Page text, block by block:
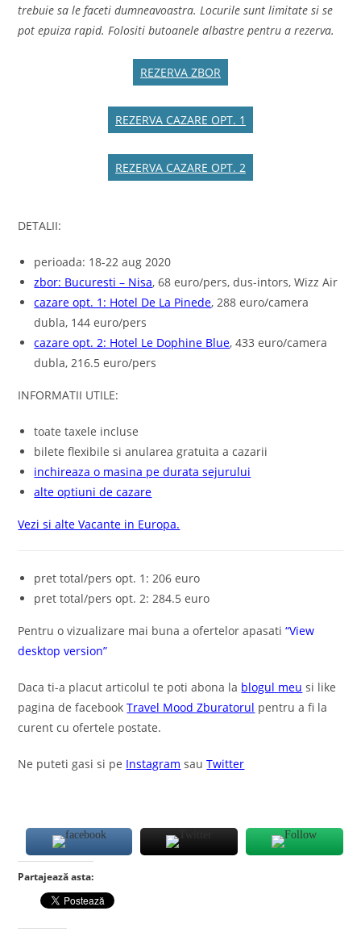
trebuie sa le faceti dumneavoastra. Locurile sunt limitate si se
pot epuiza rapid. Folositi butoanele albastre pentru a rezerva.
REZERVA ZBOR
REZERVA CAZARE OPT. 1
REZERVA CAZARE OPT. 2
DETALII:
perioada: 18-22 aug 2020
zbor: Bucuresti – Nisa, 68 euro/pers, dus-intors, Wizz Air
cazare opt. 1: Hotel De La Pinede, 288 euro/camera
dubla, 144 euro/pers
cazare opt. 2: Hotel Le Dophine Blue, 433 euro/camera
dubla, 216.5 euro/pers
INFORMATII UTILE:
toate taxele incluse
bilete flexibile si anularea gratuita a cazarii
inchireaza o masina pe durata sejurului
alte optiuni de cazare
Vezi si alte Vacante in Europa.
pret total/pers opt. 1: 206 euro
pret total/pers opt. 2: 284.5 euro
Pentru o vizualizare mai buna a ofertelor apasati“View
desktop version”
Daca ti-a placut articolul te poti abona la blogul meu si like
pagina de facebookTravel Mood Zburatorul pentru a fi la
curent cu ofertele postate.
Ne puteti gasi si pe Instagram sauTwitter
Partajează asta: